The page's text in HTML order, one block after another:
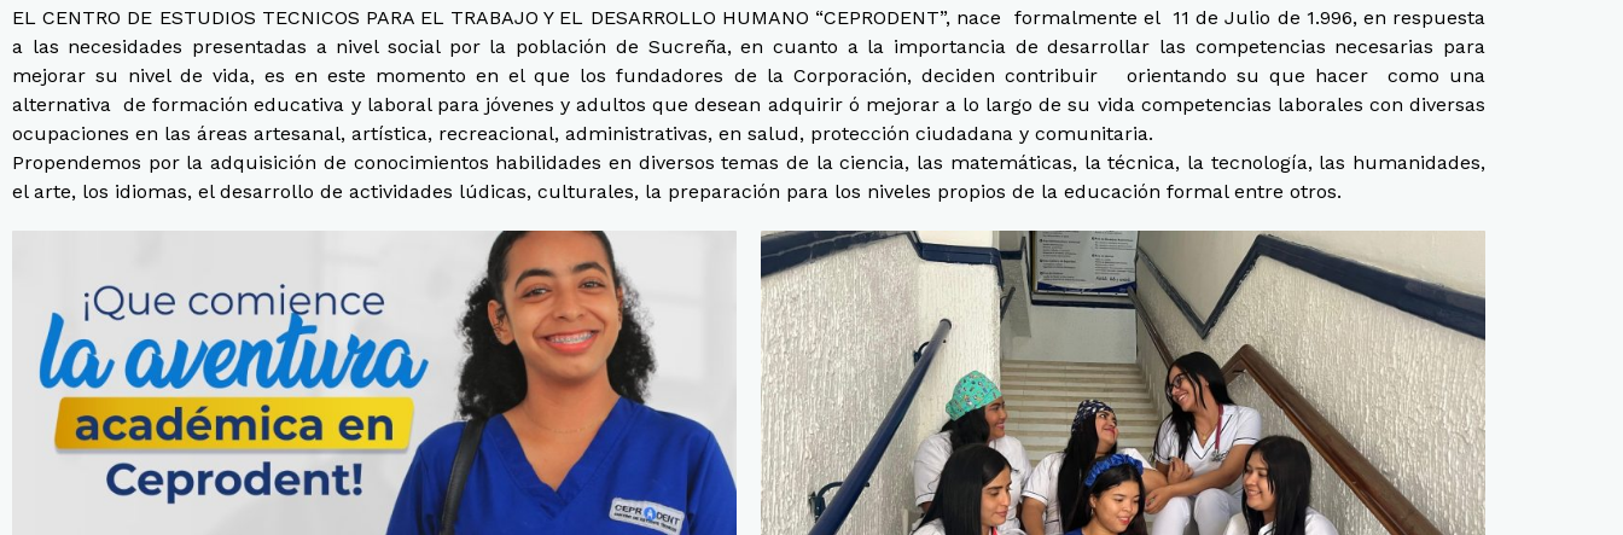
EL CENTRO DE ESTUDIOS TECNICOS PARA EL TRABAJO Y EL DESARROLLO HUMANO “CEPRODENT”, nace formalmente el 11 de Julio de 1.996, en respuesta
a las necesidades presentadas a nivel social por la población de Sucreña, en cuanto a la importancia de desarrollar las competencias necesarias para
mejorar su nivel de vida, es en este momento en el que los fundadores de la Corporación, deciden contribuir orientando su que hacer como una
alternativa de formación educativa y laboral para jóvenes y adultos que desean adquirir ó mejorar a lo largo de su vida competencias laborales con diversas
ocupaciones en las áreas artesanal, artística, recreacional, administrativas, en salud, protección ciudadana y comunitaria.
Propendemos por la adquisición de conocimientos habilidades en diversos temas de la ciencia, las matemáticas, la técnica, la tecnología, las humanidades,
el arte, los idiomas, el desarrollo de actividades lúdicas, culturales, la preparación para los niveles propios de la educación formal entre otros.